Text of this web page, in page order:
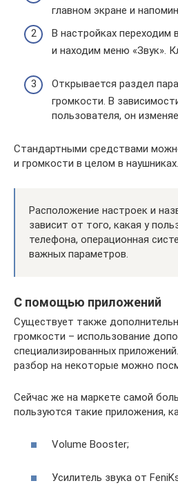
главном экране и
В настройках переходим
и находим меню «Звук».
Открывается раздел
громкости. В
пользователя, он
Стандартными средствами
и громкости в целом в наушниках.
Расположение настроек и
зависит от того, какая у
телефона, операционная
важных параметров.
С помощью приложений
Существует также
громкости – использование
специализированных
разбор на некоторые можно
Сейчас же на маркете самой
пользуются такие приложения,
Volume Booster;
Усилитель звука от